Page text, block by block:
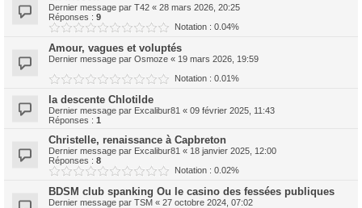
Dernier message par T42 « 28 mars 2026, 20:25
Réponses : 9
Notation : 0.04%
Amour, vagues et voluptés
Dernier message par Osmoze « 19 mars 2026, 19:59
Notation : 0.01%
la descente Chlotilde
Dernier message par Excalibur81 « 09 février 2025, 11:43
Réponses : 1
Christelle, renaissance à Capbreton
Dernier message par Excalibur81 « 18 janvier 2025, 12:00
Réponses : 8
Notation : 0.02%
BDSM club spanking Ou le casino des fessées publiques
Dernier message par TSM « 27 octobre 2024, 07:02